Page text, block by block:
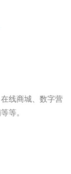
线商城、数字营
等。